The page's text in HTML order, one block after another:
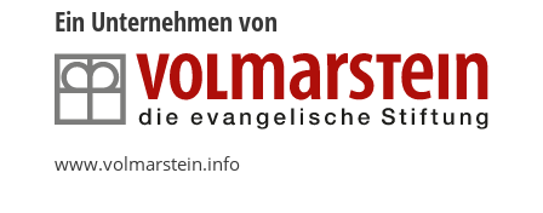
Ein Unternehmen von
www.volmarstein.info